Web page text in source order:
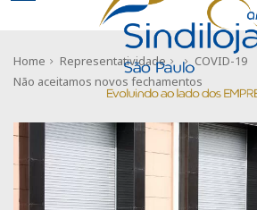
Home Representatividade
COVID-19
Não aceitamos novos fechamentos